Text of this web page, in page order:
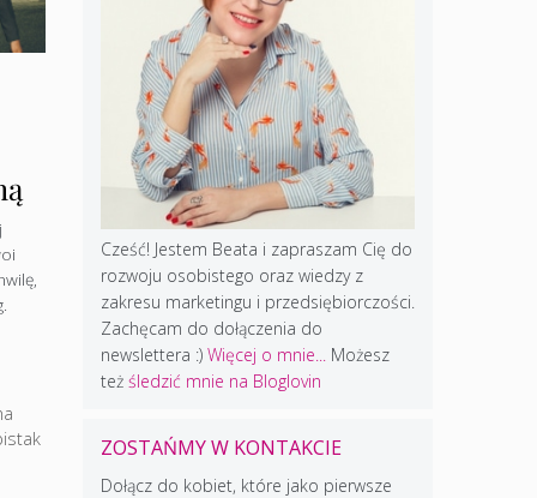
Cześć! Jestem Beata i zapraszam Cię do
rozwoju osobistego oraz wiedzy z
zakresu marketingu i przedsiębiorczości.
Zachęcam do dołączenia do
newslettera :) Więcej o mnie...
Możesz
też śledzić mnie na Bloglovin
ZOSTAŃMY W KONTAKCIE
Dołącz do kobiet, które jako pierwsze